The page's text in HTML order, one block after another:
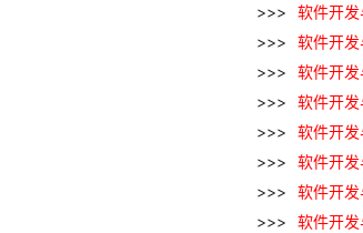
软件开发
软件开发
软件开发
软件开发
软件开发
软件开发
软件开发
软件开发